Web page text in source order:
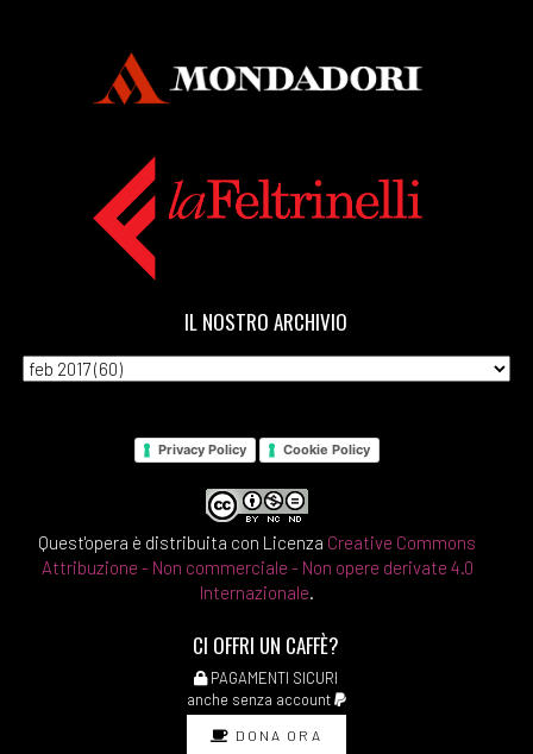
IL NOSTRO ARCHIVIO
Privacy Policy Cookie Policy
Quest'opera è distribuita con Licenza Creative Commons
Attribuzione - Non commerciale - Non opere derivate 4.0
Internazionale.
CI OFFRI UN CAFFÈ?
PAGAMENTI SICURI
anche senza account
DONA ORA